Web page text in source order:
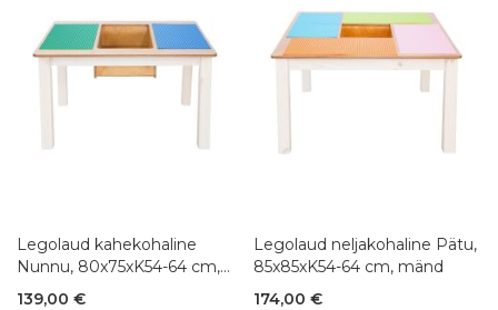
Legolaud kahekohaline
Nunnu, 80x75xK54-64 cm,
mänd
139,00 €
Legolaud neljakohaline Pätu,
85x85xK54-64 cm, mänd
174,00 €